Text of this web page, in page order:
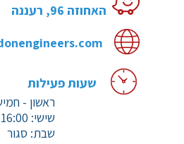
האחוזה 96, רעננה
שעות פעילות
ראשון - חמישי: 08:30-
שישי:
שבת: סגור